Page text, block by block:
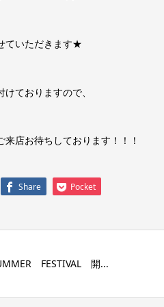
ていただきます★
ておりますので、
来店お待ちしております！！！
Share Pocket
FESTIVAL 開...